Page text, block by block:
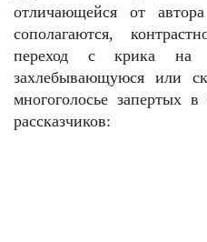
отличающейся от
сополагаются,
переход с крика
захлебывающуюся или
многоголосье запертых
рассказчиков: